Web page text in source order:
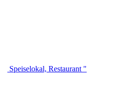
Speiselokal, Restaurant "